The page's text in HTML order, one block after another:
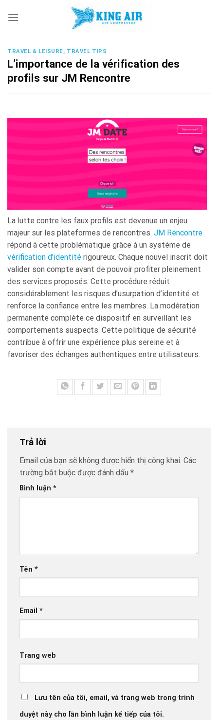
TRAVEL & LEISURE, TRAVEL TIPS
L’importance de la vérification des
profils sur JM Rencontre
La lutte contre les faux profils est devenue un enjeu
majeur sur les plateformes de rencontres. JM Rencontre
répond à cette problématique grâce à un système de
vérification d’identité rigoureux. Chaque nouvel inscrit doit
valider son compte avant de pouvoir profiter pleinement
des services proposés. Cette procédure réduit
considérablement les risques d’usurpation d’identité et
renforce la confiance entre les membres. La modération
permanente complète ce dispositif en surveillant les
comportements suspects. Cette politique de sécurité
contribue à offrir une expérience plus sereine et à
favoriser des échanges authentiques entre utilisateurs.
Trả lời
Email của bạn sẽ không được hiển thị công khai. Các
trường bắt buộc được đánh dấu *
Bình luận *
Tên *
Email *
Trang web
Lưu tên của tôi, email, và trang web trong trình
duyệt này cho lần bình luận kế tiếp của tôi.